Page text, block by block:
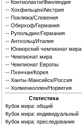
-- Контиолахти/Финляндия
-- Хохфильцен/Австрия
-- Поклюка/Словения
-- Оберхоф/Германия
-- Рупольдинг/Германия
-- Антхольц/Италия
-- Юниорский чемпионат мира
-- Чемпионат мира
-- Чемпионат Европы
-- Пхенчан/Корея
-- Ханты-Мансийск/Россия
-- Холменколлен/Норвегия
Статистика
Кубок мира: общий
Кубок мира: индивидуальный
Кубок мира: преследование